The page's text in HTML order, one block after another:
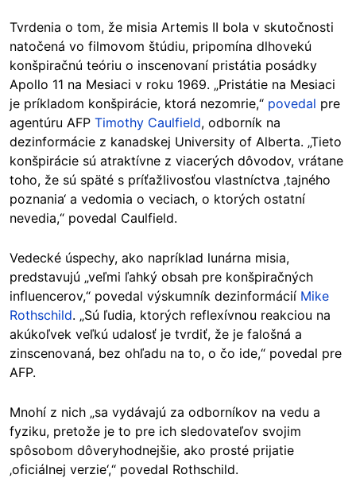
Tvrdenia o tom, že misia Artemis II bola v skutočnosti
natočená vo filmovom štúdiu, pripomína dlhovekú
konšpiračnú teóriu o inscenovaní pristátia posádky
Apollo 11 na Mesiaci v roku 1969. „Pristátie na Mesiaci
je príkladom konšpirácie, ktorá nezomrie,“ povedal pre
agentúru AFP Timothy Caulfield, odborník na
dezinformácie z kanadskej University of Alberta. „Tieto
konšpirácie sú atraktívne z viacerých dôvodov, vrátane
toho, že sú späté s príťažlivosťou vlastníctva ‚tajného
poznania‘ a vedomia o veciach, o ktorých ostatní
nevedia,“ povedal Caulfield.
Vedecké úspechy, ako napríklad lunárna misia,
predstavujú „veľmi ľahký obsah pre konšpiračných
influencerov,“ povedal výskumník dezinformácií Mike
Rothschild. „Sú ľudia, ktorých reflexívnou reakciou na
akúkoľvek veľkú udalosť je tvrdiť, že je falošná a
zinscenovaná, bez ohľadu na to, o čo ide,“ povedal pre
AFP.
Mnohí z nich „sa vydávajú za odborníkov na vedu a
fyziku, pretože je to pre ich sledovateľov svojim
spôsobom dôveryhodnejšie, ako prosté prijatie
‚oficiálnej verzie‘,“ povedal Rothschild.